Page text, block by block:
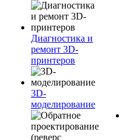
Диагностика и
ремонт 3D-
принтеров
3D-
моделирование